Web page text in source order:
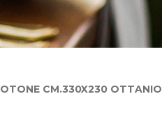
CM.330X230 OTTANIO